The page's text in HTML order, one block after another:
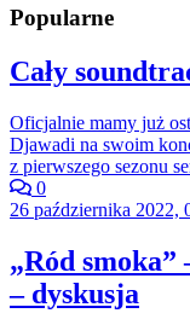
Popularne
Cały
Oficjalnie mamy już
Djawadi na swoim
z pierwszego sezonu
0
26 października 2022,
„Ród smoka”
– dyskusja